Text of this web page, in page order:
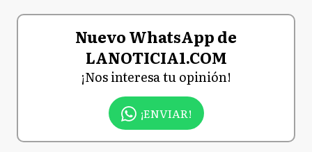
Nuevo WhatsApp de
LANOTICIA1.COM
¡Nos interesa tu opinión!
¡ENVIAR!